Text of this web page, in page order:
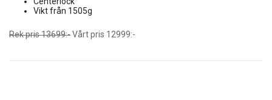
Vikt från 1505g
Rek pris 13699:-Vårt pris 12999:-